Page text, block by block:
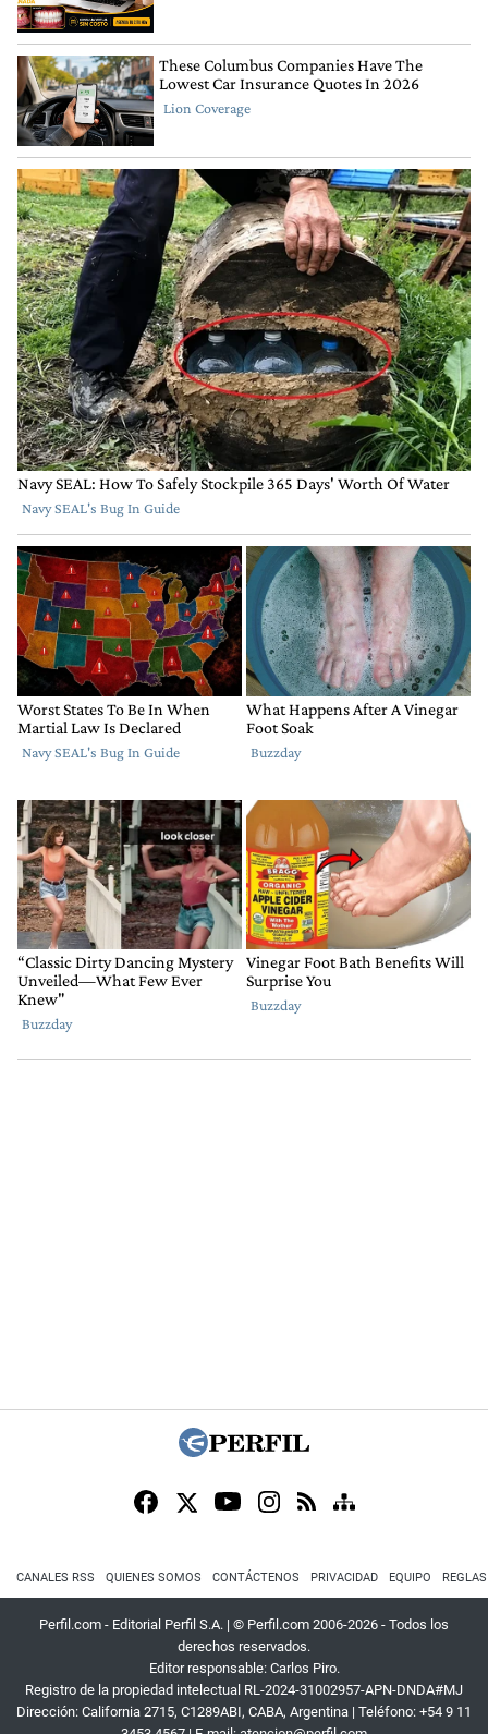
CANALES RSS QUIENES SOMOS CONTÁCTENOS PRIVACIDAD EQUIPO
Perfil.com - Editorial Perfil S.A. | © Perfil.com 2006-2026 - Todos los
derechos reservados.
Editor responsable: Carlos Piro.
Registro de la propiedad intelectual RL-2024-31002957-APN-DNDA#MJ
Dirección: California 2715, C1289ABI, CABA, Argentina | Teléfono: +54 9 11